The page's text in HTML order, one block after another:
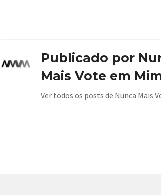
Publicado por
Mais Vote em
Ver todos os posts de Nunca Mais